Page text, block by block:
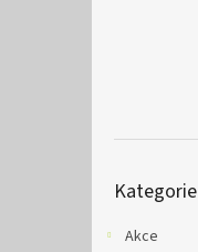
kategorie
Kategorie
Akce